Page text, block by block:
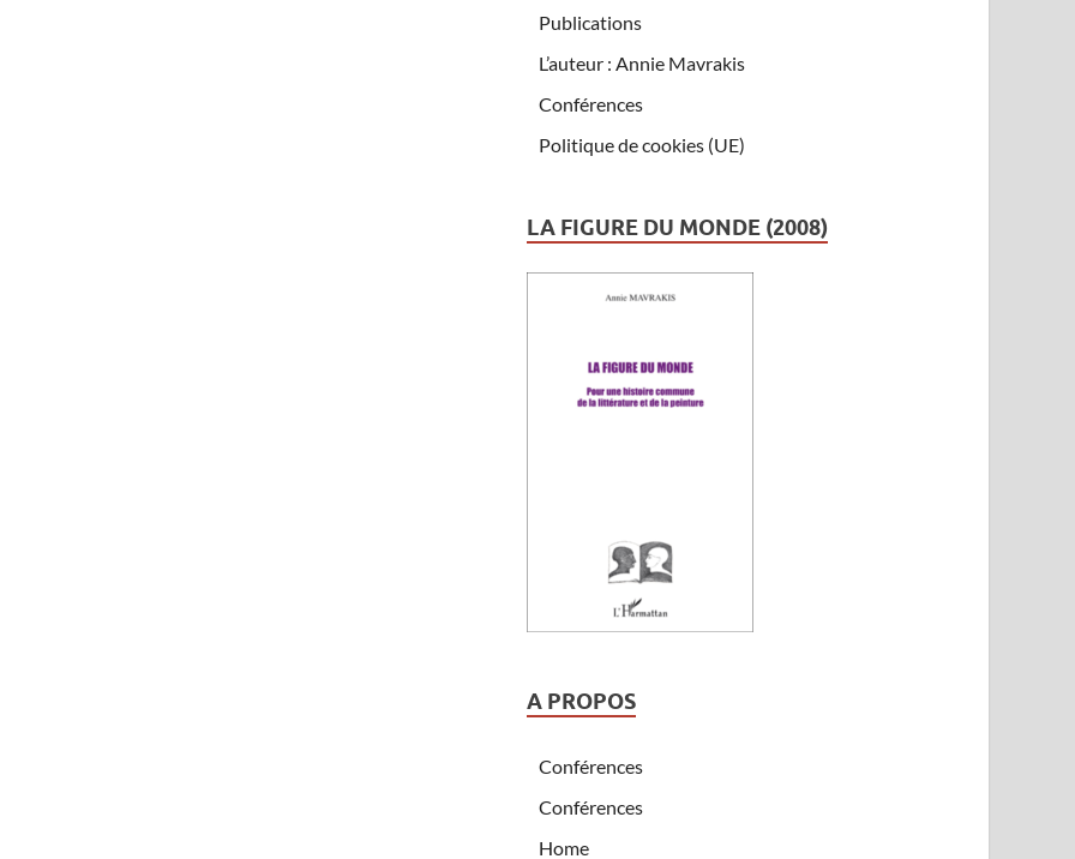
Publications
L’auteur : Annie Mavrakis
Conférences
Politique de cookies (UE)
LA FIGURE DU MONDE (2008)
A PROPOS
Conférences
Conférences
Home